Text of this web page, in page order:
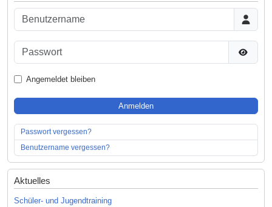
Benutzername
Passwort
Angemeldet bleiben
Anmelden
Passwort vergessen?
Benutzername vergessen?
Aktuelles
Schüler- und Jugendtraining